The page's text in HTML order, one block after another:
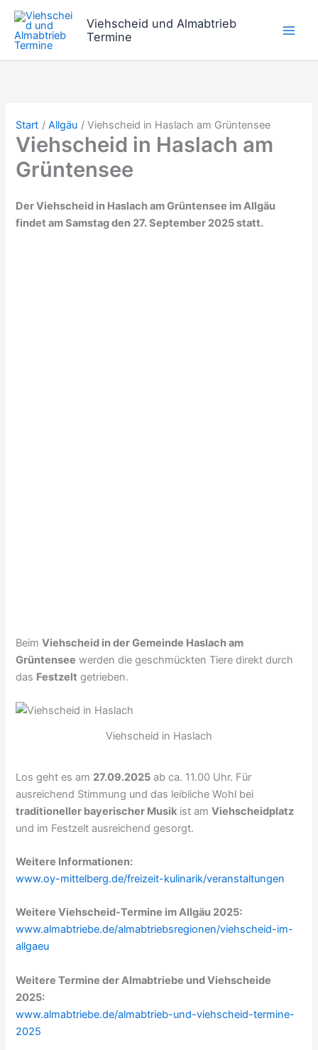
Zum
Inhalt
springen
Viehscheid und Almabtrieb
Termine
Start Allgäu Viehscheid in Haslach am Grüntensee
Viehscheid in Haslach am
Grüntensee
Der Viehscheid in Haslach am Grüntensee im Allgäu
findet am Samstag den 27. September 2025 statt.
BeimViehscheid in der Gemeinde Haslach am
Grüntensee werden die geschmückten Tiere direkt durch
das Festzelt getrieben.
Viehscheid in Haslach
Los geht es am 27.09.2025 ab ca. 11.00 Uhr. Für
ausreichend Stimmung und das leibliche Wohl bei
traditioneller bayerischer Musik ist amViehscheidplatz
und im Festzelt ausreichend gesorgt.
Weitere Informationen:
www.oy-mittelberg.de/freizeit-kulinarik/veranstaltungen
Weitere Viehscheid-Termine im Allgäu 2025:
www.almabtriebe.de/almabtriebsregionen/viehscheid-im-
allgaeu
Weitere Termine der Almabtriebe und Viehscheide
2025:
www.almabtriebe.de/almabtrieb-und-viehscheid-termine-
2025